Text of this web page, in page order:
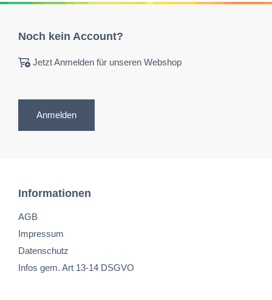
Noch kein Account?
Jetzt Anmelden für unseren Webshop
Anmelden
Informationen
AGB
Impressum
Datenschutz
Infos gem. Art 13-14 DSGVO